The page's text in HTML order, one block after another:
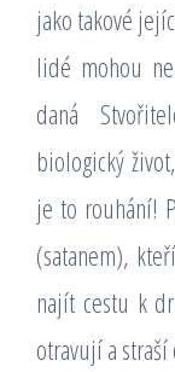
jako takové
lidé mohou
daná
biologický
je to rouhání!
(satanem),
najít cestu k
otravují a